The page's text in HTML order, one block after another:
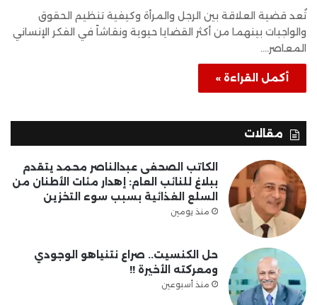
تُعد قضية العلاقة بين الرجل والمرأة وكيفية تنظيم الحقوق
والواجبات بينهما من أكثر القضايا حيوية ونقاشاً في الفكر الإنساني
المعاصر.…
أكمل القراءة »
مقالات
الكاتب الصحفى عبدالناصر محمد يتقدم
ببلاغ للنائب العام: إهدار مئات الأطنان من
السلع الغذائية بسبب سوء التخزين
منذ يومين
حل الكنسيت.. صراع نتنياهو الوجودي
ومعركته الأخيرة !!
منذ أسبوعين